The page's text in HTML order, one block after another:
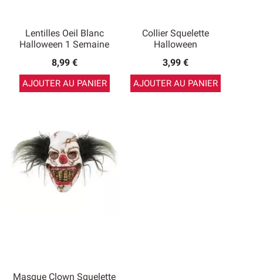
Lentilles Oeil Blanc
Halloween 1 Semaine
8,99 €
AJOUTER AU PANIER
Collier Squelette
Halloween
3,99 €
AJOUTER AU PANIER
Masque Clown Squelette